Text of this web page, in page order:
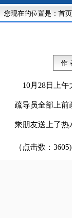
您现在的位置是： 首页
作
10月28日上午
疏导员全部上前
乘朋友送上了热
（点击数：3605)